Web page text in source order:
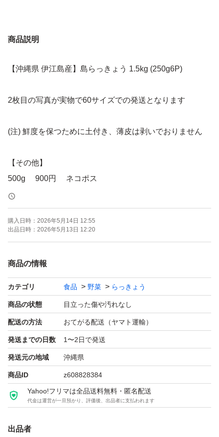
商品説明
【沖縄県 伊江島産】島らっきょう 1.5kg (250g6P)
2枚目の写真が実物で60サイズでの発送となります
(注) 鮮度を保つために土付き、薄皮は剥いでおりません
【その他】
500g 900円 ネコポス
1kg 2100円 60サイズ
3kg 4300円 80サイズ
5kg 6300円 80サイズ
10kg 11800円 100サイズ
（島野菜）で、1〜6月（特に3〜5月）が旬の小ぶりで香
りとピリッとした辛みが強いラッキョウです。シャキシャ
キした食感が特徴で、塩漬けや天ぷら、チャンプルー（炒
め物）として親しまれ、疲労回復効果が期待できる栄養価
の高い食材です
【島らっきょうの大きさ別・おすすめの使い方】
購入日時： 2026年5月14日 12:55
出品日時： 2026年5月13日 12:20
商品の情報
カテゴリ 食品 野菜 らっきょう
商品の状態 目立った傷や汚れなし
配送の方法 おてがる配送（ヤマト運輸）
発送までの日数 1〜2日で発送
発送元の地域 沖縄県
商品ID z608828384
Yahoo!フリマは全品送料無料・匿名配送
代金は運営が一旦預かり、評価後、出品者に支払われます
出品者